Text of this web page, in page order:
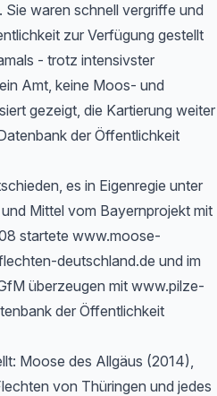
waren schnell vergriffe und
zur Verfügung gestellt
- trotz intensivster
Amt, keine Moos- und
gezeigt, die Kartierung weiter
der Öffentlichkeit
es in Eigenregie unter
Mittel vom Bayernprojekt mit
startete www.moose-
deutschland.de und im
überzeugen mit www.pilze-
der Öffentlichkeit
Moose des Allgäus (2014),
von Thüringen und jedes